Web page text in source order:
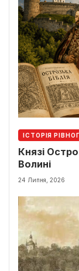
ІСТОРІЯ
Князі
Волині
24 Липня, 2026